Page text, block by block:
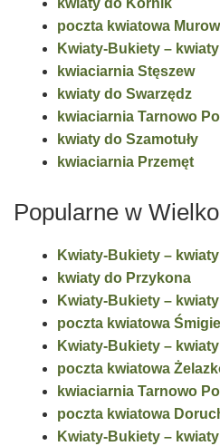
kwiaty do Kórnik
poczta kwiatowa
Kwiaty-Bukiety –
kwiaciarnia Stęszew
kwiaty do Swarzędz
kwiaciarnia Tarnowo
kwiaty do Szamotuły
kwiaciarnia Przemęt
Popularne w
Kwiaty-Bukiety –
kwiaty do Przykona
Kwiaty-Bukiety –
poczta kwiatowa Śmigiel
Kwiaty-Bukiety –
poczta kwiatowa
kwiaciarnia Tarnowo
poczta kwiatowa
Kwiaty-Bukiety –